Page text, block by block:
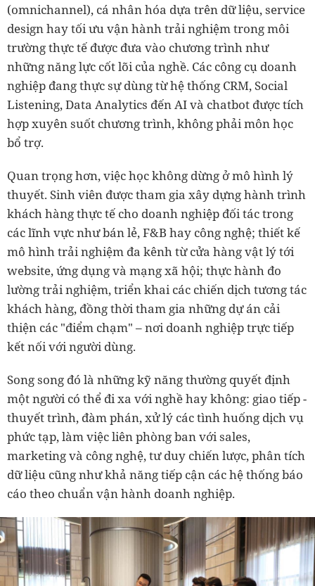
(omnichannel), cá nhân hóa dựa trên dữ liệu, service
design hay tối ưu vận hành trải nghiệm trong môi
trường thực tế được đưa vào chương trình như
những năng lực cốt lõi của nghề. Các công cụ doanh
nghiệp đang thực sự dùng từ hệ thống CRM, Social
Listening, Data Analytics đến AI và chatbot được tích
hợp xuyên suốt chương trình, không phải môn học
bổ trợ.
Quan trọng hơn, việc học không dừng ở mô hình lý
thuyết. Sinh viên được tham gia xây dựng hành trình
khách hàng thực tế cho doanh nghiệp đối tác trong
các lĩnh vực như bán lẻ, F&B hay công nghệ; thiết kế
mô hình trải nghiệm đa kênh từ cửa hàng vật lý tới
website, ứng dụng và mạng xã hội; thực hành đo
lường trải nghiệm, triển khai các chiến dịch tương tác
khách hàng, đồng thời tham gia những dự án cải
thiện các "điểm chạm" – nơi doanh nghiệp trực tiếp
kết nối với người dùng.
Song song đó là những kỹ năng thường quyết định
một người có thể đi xa với nghề hay không: giao tiếp -
thuyết trình, đàm phán, xử lý các tình huống dịch vụ
phức tạp, làm việc liên phòng ban với sales,
marketing và công nghệ, tư duy chiến lược, phân tích
dữ liệu cũng như khả năng tiếp cận các hệ thống báo
cáo theo chuẩn vận hành doanh nghiệp.